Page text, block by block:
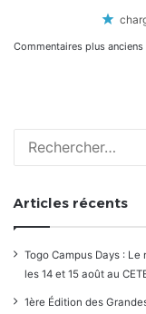
Navigation
Commentaires plus anciens
Articles récents
Togo Campus Days :
les 14 et 15 août au
1ère Édition des